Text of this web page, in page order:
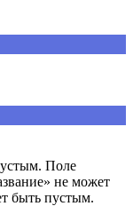
Поле
не может
быть пустым.